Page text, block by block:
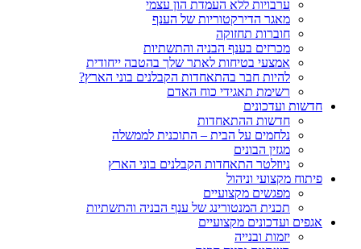
ערבויות ללא העמדת הון עצמי
מאגר הדירקטוריות של הענף
חוברות תחזוקה
מכרזים בענף הבניה והתשתיות
אמצעי בטיחות לאתר שלך בהטבה ייחודית
להיות חבר בהתאחדות הקבלנים בוני הארץ?
רשימת תאגידי כוח האדם
חדשות ועדכונים
חדשות ההתאחדות
נלחמים על הבית – התוכנית לממשלה
מגזין הבונים
ניוזלטר התאחדות הקבלנים בוני הארץ
פיתוח מקצועי וניהול
מפגשים מקצועיים
תכנית המנטורינג של ענף הבניה והתשתיות
אגפים ועדכונים מקצועיים
יזמות ובנייה